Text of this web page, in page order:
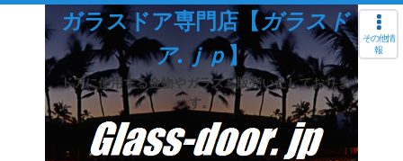
ガラスドア専門店【ガラスド
ア.ｊｐ】
ドアに使用する金物やガラスも販売いたしておりま
す。
その他情
報